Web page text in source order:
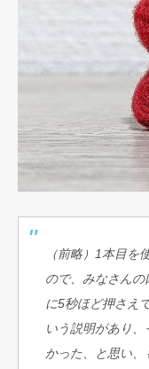
（前略）
1本目を
ので、みなさん
に5秒ほど押さえ
いう説明があり
かった、と思い、